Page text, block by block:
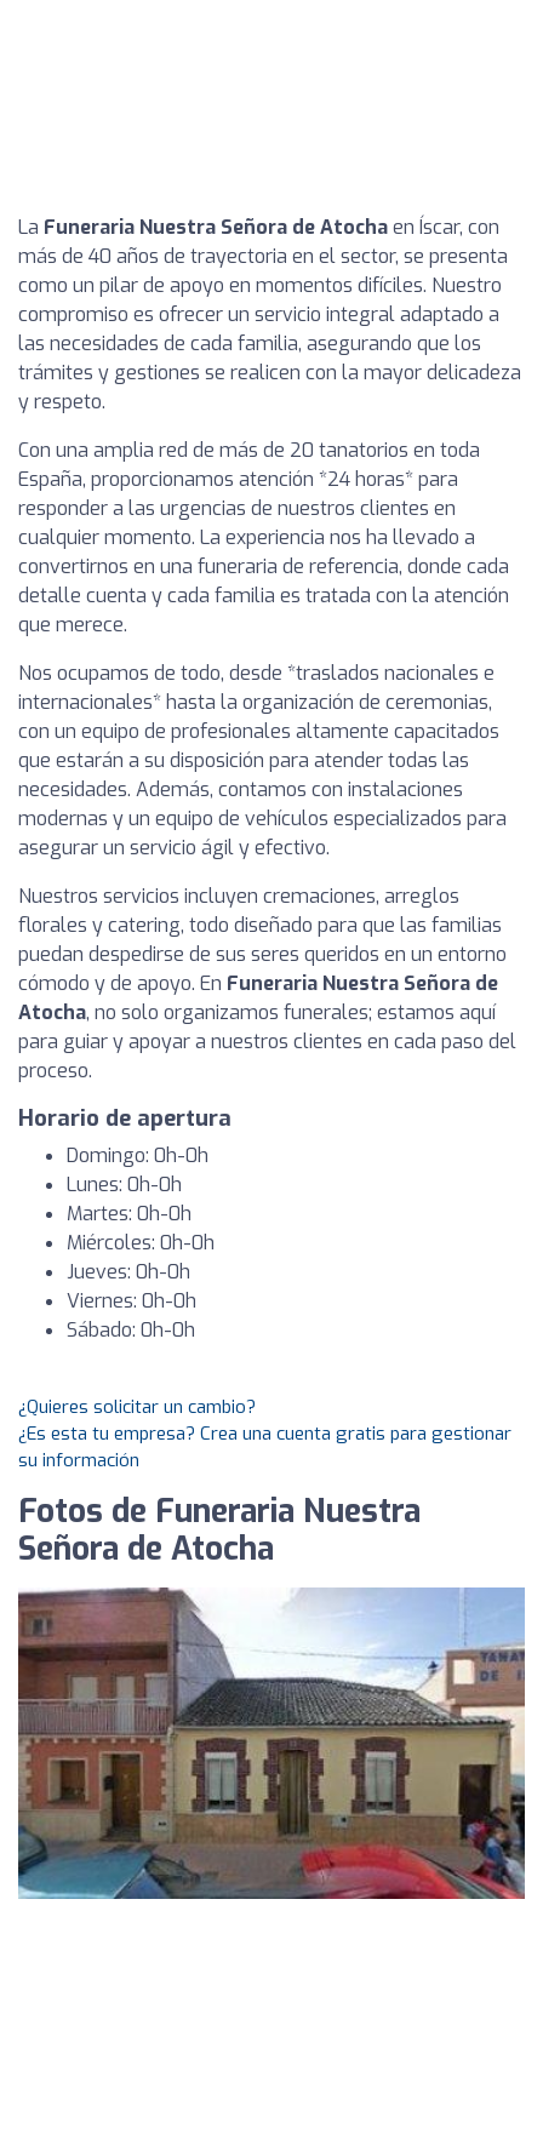
La Funeraria Nuestra Señora de Atochaen Íscar, con
más de 40 años de trayectoria en el sector, se presenta
como un pilar de apoyo en momentos difíciles. Nuestro
compromiso es ofrecer un servicio integral adaptado a
las necesidades de cada familia, asegurando que los
trámites y gestiones se realicen con la mayor delicadeza
y respeto.
Con una amplia red de más de 20 tanatorios en toda
España, proporcionamos atención *24 horas* para
responder a las urgencias de nuestros clientes en
cualquier momento. La experiencia nos ha llevado a
convertirnos en una funeraria de referencia, donde cada
detalle cuenta y cada familia es tratada con la atención
que merece.
Nos ocupamos de todo, desde *traslados nacionales e
internacionales* hasta la organización de ceremonias,
con un equipo de profesionales altamente capacitados
que estarán a su disposición para atender todas las
necesidades. Además, contamos con instalaciones
modernas y un equipo de vehículos especializados para
asegurar un servicio ágil y efectivo.
Nuestros servicios incluyen cremaciones, arreglos
florales y catering, todo diseñado para que las familias
puedan despedirse de sus seres queridos en un entorno
cómodo y de apoyo. En Funeraria Nuestra Señora de
Atocha, no solo organizamos funerales; estamos aquí
para guiar y apoyar a nuestros clientes en cada paso del
proceso.
Horario de apertura
Domingo: 0h-0h
Lunes: 0h-0h
Martes: 0h-0h
Miércoles: 0h-0h
Jueves: 0h-0h
Viernes: 0h-0h
Sábado: 0h-0h
¿Quieres solicitar un cambio?
¿Es esta tu empresa? Crea una cuenta gratis para gestionar
su información
Fotos de Funeraria Nuestra
Señora de Atocha